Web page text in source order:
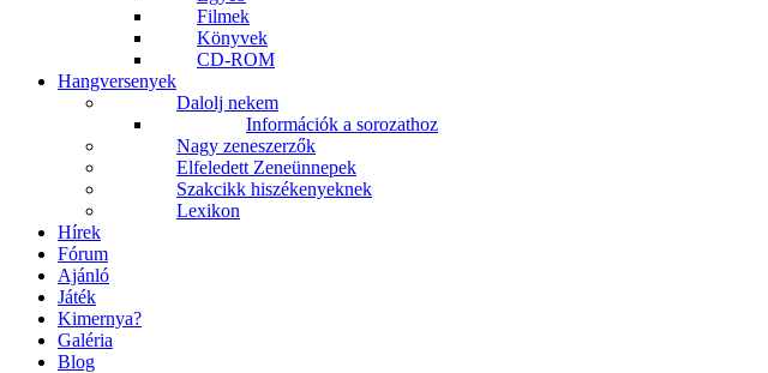
Filmek
Könyvek
CD-ROM
Hangversenyek
Dalolj nekem
Információk a sorozathoz
Nagy zeneszerzők
Elfeledett Zeneünnepek
Szakcikk hiszékenyeknek
Lexikon
Hírek
Fórum
Ajánló
Játék
Kimernya?
Galéria
Blog